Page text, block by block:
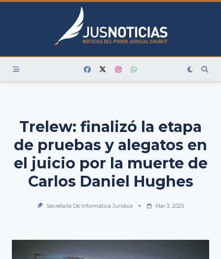
Skip
Trelew: finalizó la etapa
de pruebas y alegatos en
el juicio por la muerte de
Carlos Daniel Hughes
Secretaría De Informática Jurídica Mar 3, 2023